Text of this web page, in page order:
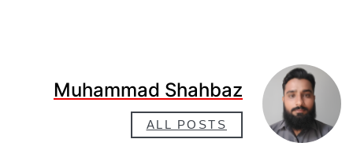
Muhammad Shahbaz
ALL POSTS